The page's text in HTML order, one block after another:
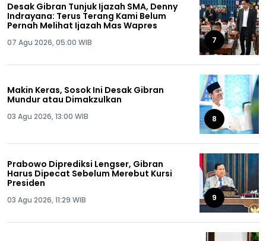
Desak Gibran Tunjuk Ijazah SMA, Denny
Indrayana: Terus Terang Kami Belum
Pernah Melihat Ijazah Mas Wapres
07 Agu 2026, 05:00 WIB 7
Makin Keras, Sosok Ini Desak Gibran
Mundur atau Dimakzulkan
03 Agu 2026, 13:00 WIB 8
Prabowo Diprediksi Lengser, Gibran
Harus Dipecat Sebelum Merebut Kursi
Presiden
03 Agu 2026, 11:29 WIB 9